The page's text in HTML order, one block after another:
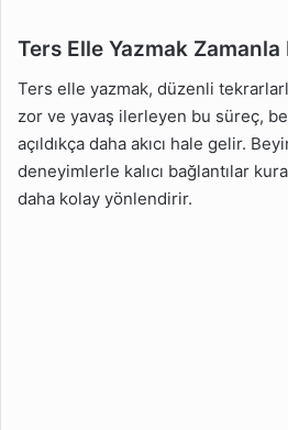
Ters Elle Yazmak Zamanla
Ters elle yazmak, düzenli
zor ve yavaş ilerleyen bu süreç,
açıldıkça daha akıcı hale gelir.
deneyimlerle kalıcı bağlantılar
daha kolay yönlendirir.